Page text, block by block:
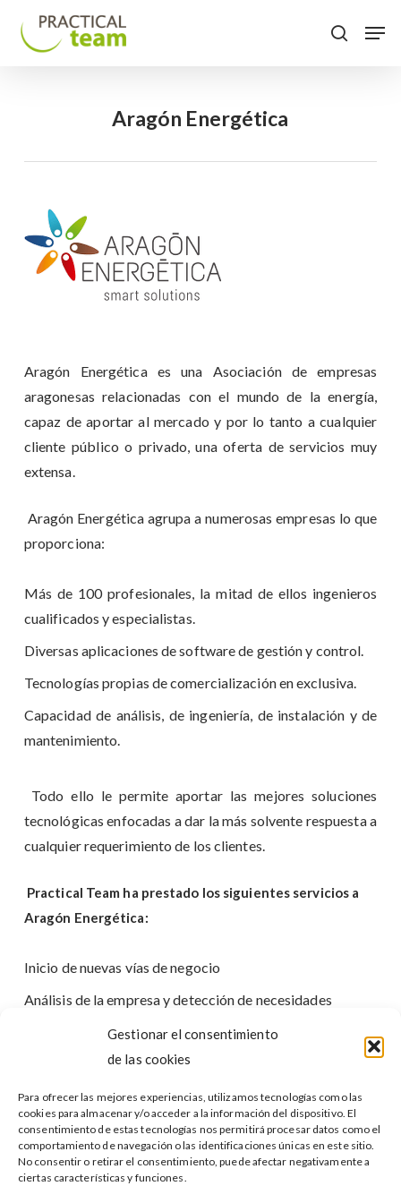
Gestionar el consentimiento
de las cookies
Para ofrecer las mejores experiencias, utilizamos tecnologías como las
cookies para almacenar y/o acceder a la información del dispositivo. El
consentimiento de estas tecnologías nos permitirá procesar datos como el
comportamiento de navegación o las identificaciones únicas en este sitio.
No consentir o retirar el consentimiento, puede afectar negativamente a
ciertas características y funciones.
search
Aragón Energética
Aragón Energética es una Asociación de empresas
aragonesas relacionadas con el mundo de la energía,
capaz de aportar al mercado y por lo tanto a cualquier
cliente público o privado, una oferta de servicios muy
extensa.
Aragón Energética agrupa a numerosas empresas lo que
proporciona:
Más de 100 profesionales, la mitad de ellos ingenieros
cualificados y especialistas.
Diversas aplicaciones de software de gestión y control.
Tecnologías propias de comercialización en exclusiva.
Capacidad de análisis, de ingeniería, de instalación y de
mantenimiento.
Todo ello le permite aportar las mejores soluciones
tecnológicas enfocadas a dar la más solvente respuesta a
cualquier requerimiento de los clientes.
Practical Team ha prestado los siguientes servicios a
Aragón Energética:
Inicio de nuevas vías de negocio
Análisis de la empresa y detección de necesidades
Asesoramiento
Análisis de mercado
Búsqueda de nuevos clientes
Desarrollo de nuevas vías de negocio
Desarrollo de proyectos en clúster y en cooperación